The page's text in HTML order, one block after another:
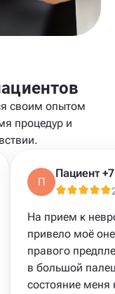
своим опытом
процедур и
П
На прием к
привело моё
правого
в большой
состояние меня